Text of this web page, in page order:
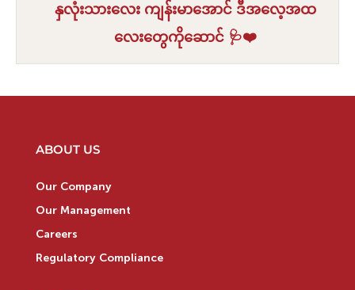
နှလုံးသားလေး ကျန်းမာအောင် ဒီအလေ့အထ
လေးတွေကိုဆောင် 🩺❤️
ABOUT US
Our Company
Our Management
Careers
Regulatory Compliance